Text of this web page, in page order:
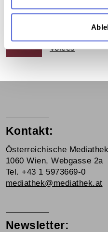
Dieses Medium wird hier
Voices
Kontakt:
Österreichische Mediathek
1060 Wien, Webgasse 2a
Tel. +43 1 5973669-0
mediathek@mediathek.at
Newsletter: